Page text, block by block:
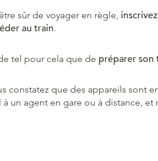
sûr de voyager en règle,
au train.
tel pour cela que de préparer son
constatez que des appareils sont
à un agent en gare ou à distance, et